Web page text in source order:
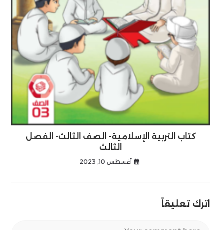
كتاب التربية الإسلامية- الصف الثالث- الفصل
الثالث
أغسطس 10, 2023
اترك تعليقاً